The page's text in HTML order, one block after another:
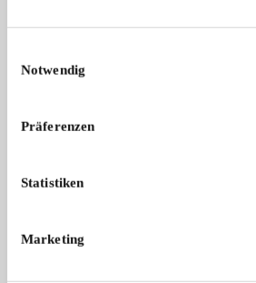
Notwendig
Präferenzen
Statistiken
Marketing
Weitere Anzeigen dieses